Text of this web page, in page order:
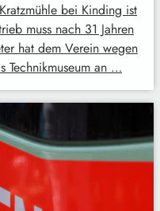
bei Kinding ist
muss nach 31 Jahren
hat dem Verein wegen
Technikmuseum an …